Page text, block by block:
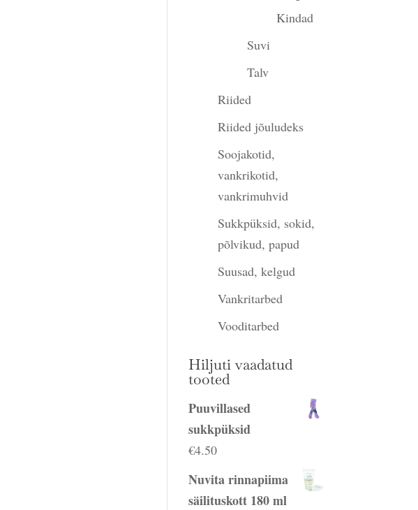
Kindad
Suvi
Talv
Riided
Riided jõuludeks
Soojakotid,
vankrikotid,
vankrimuhvid
Sukkpüksid, sokid,
põlvikud, papud
Suusad, kelgud
Vankritarbed
Vooditarbed
Hiljuti vaadatud
tooted
Puuvillased
sukkpüksid
€4.50
Nuvita rinnapiima
säilituskott 180 ml